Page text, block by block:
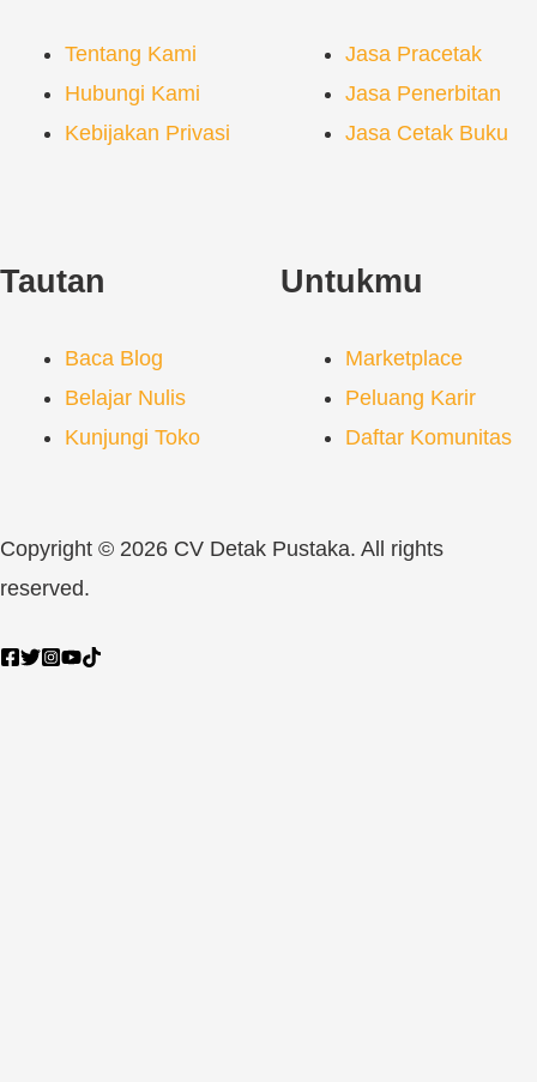
Tentang Kami
Hubungi Kami
Kebijakan Privasi
Jasa Pracetak
Jasa Penerbitan
Jasa Cetak Buku
Tautan
Baca Blog
Belajar Nulis
Kunjungi Toko
Untukmu
Marketplace
Peluang Karir
Daftar Komunitas
Copyright © 2026 CV Detak Pustaka. All rights
reserved.